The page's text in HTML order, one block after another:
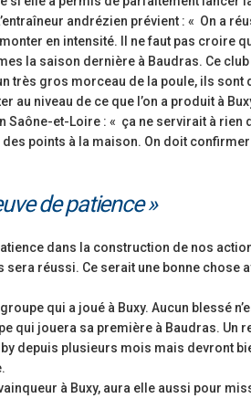
andrézien prévient : « On a
en intensité. Il ne faut pas croire
la saison dernière à Baudras. Ce
très gros morceau de la poule, ils sont
au niveau de ce que l’on a produit à
et-Loire : « ça ne servirait à rien
points à la maison. On doit
de patience »
dans la construction de nos
réussi. Ce serait une bonne chose
qui a joué à Buxy. Aucun blessé
qui jouera sa première à Baudras. Un
depuis plusieurs mois mais devront
à Buxy, aura elle aussi pour